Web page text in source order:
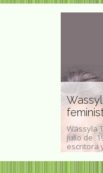
Wassyla
julio de
escritora